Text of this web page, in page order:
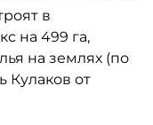
в
на 499 га,
на землях (по
Кулаков от